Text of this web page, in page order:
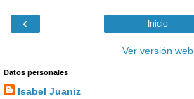
‹ Inicio
Ver versión web
Datos personales
Isabel Juaniz